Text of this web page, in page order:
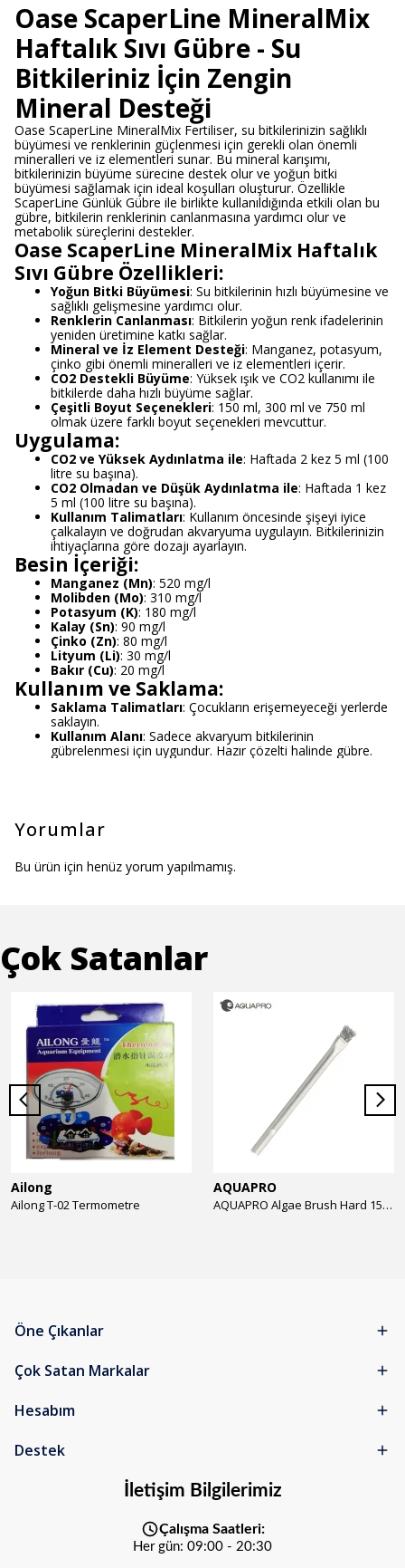
Oase ScaperLine MineralMix
Haftalık Sıvı Gübre - Su
Bitkileriniz İçin Zengin
Mineral Desteği
Oase ScaperLine MineralMix Fertiliser, su bitkilerinizin sağlıklı
büyümesi ve renklerinin güçlenmesi için gerekli olan önemli
mineralleri ve iz elementleri sunar. Bu mineral karışımı,
bitkilerinizin büyüme sürecine destek olur ve yoğun bitki
büyümesi sağlamak için ideal koşulları oluşturur. Özellikle
ScaperLine Günlük Gübre ile birlikte kullanıldığında etkili olan bu
gübre, bitkilerin renklerinin canlanmasına yardımcı olur ve
metabolik süreçlerini destekler.
Oase ScaperLine MineralMix Haftalık
Sıvı Gübre Özellikleri:
Yoğun Bitki Büyümesi: Su bitkilerinin hızlı büyümesine ve
sağlıklı gelişmesine yardımcı olur.
Renklerin Canlanması: Bitkilerin yoğun renk ifadelerinin
yeniden üretimine katkı sağlar.
Mineral ve İz Element Desteği: Manganez, potasyum,
çinko gibi önemli mineralleri ve iz elementleri içerir.
CO2 Destekli Büyüme: Yüksek ışık ve CO2 kullanımı ile
bitkilerde daha hızlı büyüme sağlar.
Çeşitli Boyut Seçenekleri: 150 ml, 300 ml ve 750 ml
olmak üzere farklı boyut seçenekleri mevcuttur.
Uygulama:
CO2 ve Yüksek Aydınlatma ile: Haftada 2 kez 5 ml (100
litre su başına).
CO2 Olmadan ve Düşük Aydınlatma ile: Haftada 1 kez
5 ml (100 litre su başına).
Kullanım Talimatları: Kullanım öncesinde şişeyi iyice
çalkalayın ve doğrudan akvaryuma uygulayın. Bitkilerinizin
ihtiyaçlarına göre dozajı ayarlayın.
Besin İçeriği:
Manganez (Mn): 520 mg/l
Molibden (Mo): 310 mg/l
Potasyum (K): 180 mg/l
Kalay (Sn): 90 mg/l
Çinko (Zn): 80 mg/l
Lityum (Li): 30 mg/l
Bakır (Cu): 20 mg/l
Kullanım ve Saklama:
Saklama Talimatları: Çocukların erişemeyeceği yerlerde
saklayın.
Kullanım Alanı: Sadece akvaryum bitkilerinin
gübrelenmesi için uygundur. Hazır çözelti halinde gübre.
Yorumlar
Bu ürün için henüz yorum yapılmamış.
Çok Satanlar
Ailong
Ailong T-02 Termometre
AQUAPRO
AQUAPRO Algae Brush Hard 15cm Yosun Temizlik Fırçası
Öne Çıkanlar
Çok Satan Markalar
Hesabım
Destek
İletişim Bilgilerimiz
Çalışma Saatleri:
Her gün: 09:00 - 20:30